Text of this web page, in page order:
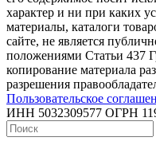
характер и ни при каких
материалы, каталоги
сайте, не является
положениями Статьи 437
копирование материала
разрешения
Пользовательское
ИНН 5032309577 ОГРН